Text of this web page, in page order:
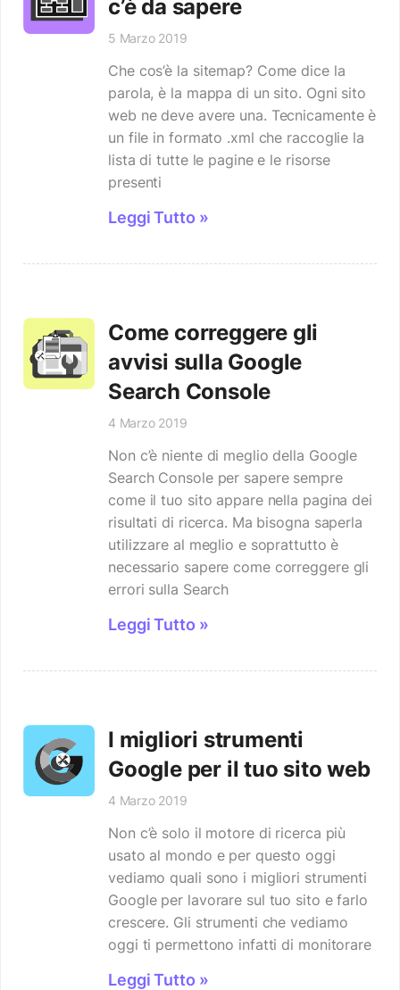
c’è da sapere
5 Marzo 2019
Che cos’è la sitemap? Come dice la
parola, è la mappa di un sito. Ogni sito
web ne deve avere una. Tecnicamente è
un file in formato .xml che raccoglie la
lista di tutte le pagine e le risorse
presenti
Leggi Tutto »
Come correggere gli
avvisi sulla Google
Search Console
4 Marzo 2019
Non c’è niente di meglio della Google
Search Console per sapere sempre
come il tuo sito appare nella pagina dei
risultati di ricerca. Ma bisogna saperla
utilizzare al meglio e soprattutto è
necessario sapere come correggere gli
errori sulla Search
Leggi Tutto »
I migliori strumenti
Google per il tuo sito web
4 Marzo 2019
Non c’è solo il motore di ricerca più
usato al mondo e per questo oggi
vediamo quali sono i migliori strumenti
Google per lavorare sul tuo sito e farlo
crescere. Gli strumenti che vediamo
oggi ti permettono infatti di monitorare
Leggi Tutto »